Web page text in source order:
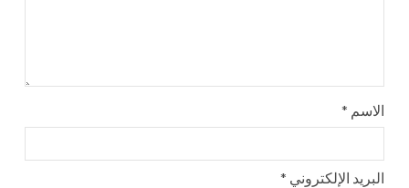
الاسم *
البريد الإلكتروني *